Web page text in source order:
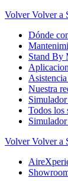
Volver Volver a
Dónde
Stand By
Nuestra
Todos los
Volver Volver a